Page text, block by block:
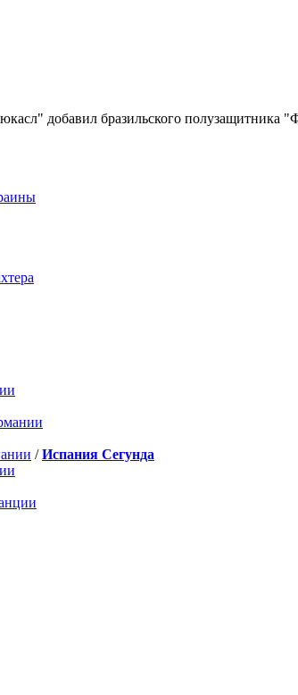
добавил бразильского полузащитника
/Испания Сегунда